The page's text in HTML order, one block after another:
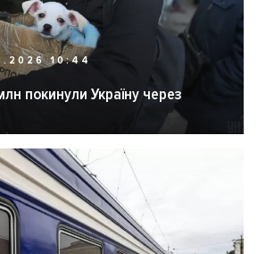
10:44
покинули Україну через